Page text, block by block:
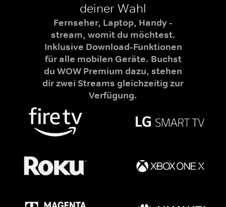
deiner Wahl
Fernseher, Laptop, Handy -
stream, womit du möchtest.
Inklusive Download-Funktionen
für alle mobilen Geräte. Buchst
du WOW Premium dazu, stehen
dir zwei Streams gleichzeitig zur
Verfügung.